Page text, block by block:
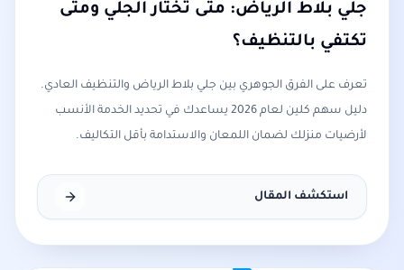
جلي بلاط الرياض: متى تختار الجلي ومتى
تكتفي بالتنظيف؟
تعرف على الفرق الجوهري بين جلي بلاط الرياض والتنظيف العادي.
دليل سهم كلين لعام 2026 يساعدك في تحديد الخدمة الأنسب
لأرضيات منزلك لضمان اللمعان والاستدامة بأقل التكاليف.
استكشف المقال